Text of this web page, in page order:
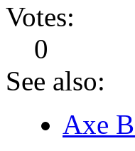
Votes:
0
See also:
Axe